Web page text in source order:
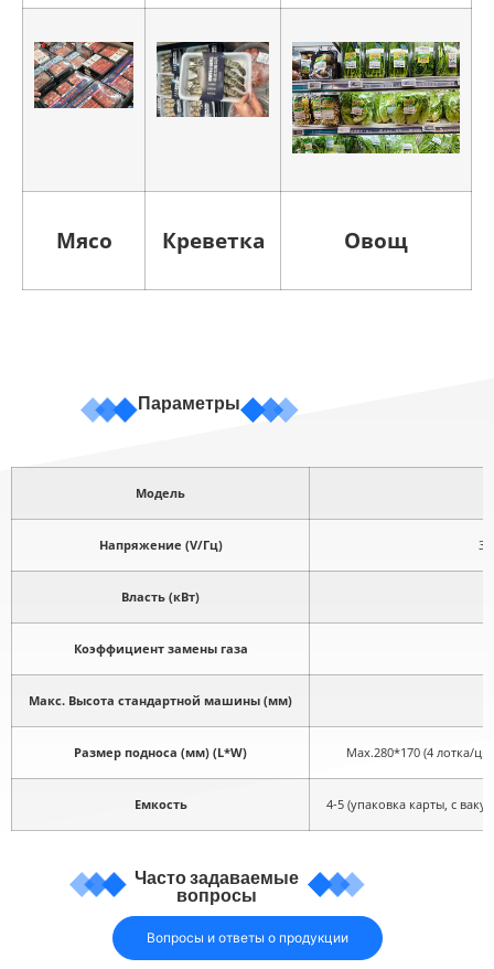
Мясо Креветка Овощ
Параметры
Модель
Напряжение (V/Гц)
Власть (кВт)
Коэффициент замены газа
Макс. Высота стандартной машины (мм)
Размер подноса (мм) (L*W) Max.280*170 (4 лотка/
Емкость 4-5 (упаковка карты, с
Часто задаваемые
вопросы
Вопросы и ответы о продукции